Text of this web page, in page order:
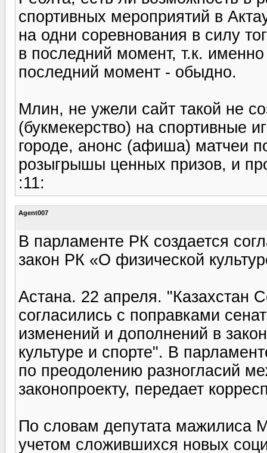
спортивных мероприятий в
на одни соревнования в силу
в последний момент, т.к.
последний момент - обыдно.
Млин, не ужели сайт такой не
(букмекерство) на спортивные
городе, анонс (афиша) матчеи
розыгрышы ценных призов, и
:11:
Agent007
В парламенте РК создается
закон РК «О физической
Астана. 22 апреля. "Казахстан
согласились с поправками
изменений и дополнений в
культуре и спорте". В
по преодолению разногласий
законопроекту, передает
По словам депутата мажилиса
учетом сложившихся новых